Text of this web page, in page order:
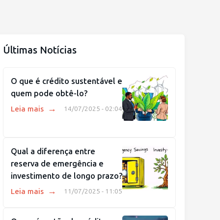
Últimas Notícias
O que é crédito sustentável e
quem pode obtê-lo?
14/07/2025 - 02:04
Leia mais →
Qual a diferença entre
reserva de emergência e
investimento de longo prazo?
11/07/2025 - 11:05
Leia mais →